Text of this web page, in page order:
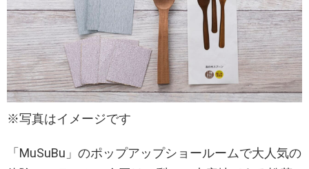
※写真はイメージです
「MuSuBu」のポップアップショールームで大人気の